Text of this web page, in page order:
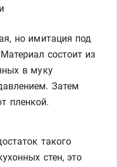
но имитация под
состоит из
в муку
Затем
пленкой.
такого
стен, это